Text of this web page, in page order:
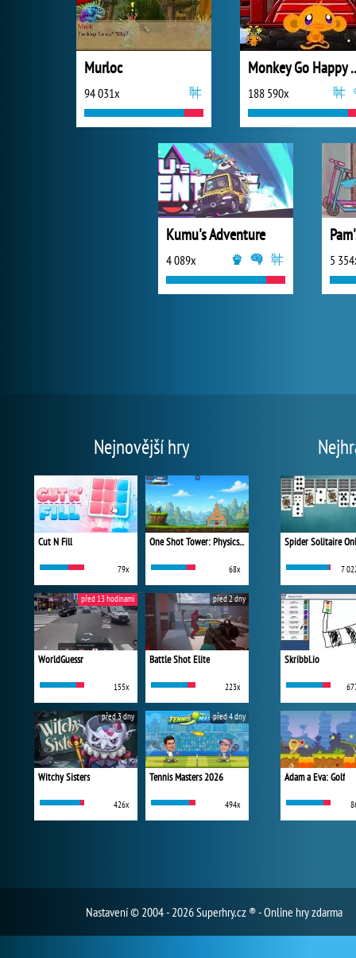
Murloc
94 031x
Monkey
188 590x
Kumu's Adventure
4 089x 5
Nejnovější hry
Cut N Fill
79x
One Shot Tower: Physics Destroyer
68x
WorldGuessr
155x
před 13 hodinami
Battle Shot Elite
223x
před 2 dny
Witchy Sisters
426x
před 3 dny
Tennis Masters 2026
494x
před 4 dny
Spider Solitaire
7
Skribbl.io
Adam a Eva: Golf
Nastavení© 2004 - 2026 Superhry.cz ® - Online hry zdarma